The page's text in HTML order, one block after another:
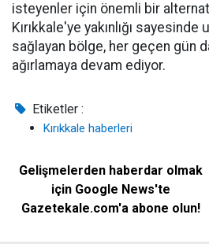
isteyenler için önemli bir
Kırıkkale'ye yakınlığı sayesinde
sağlayan bölge, her geçen gün
ağırlamaya devam ediyor.
Etiketler :
Kırıkkale haberleri
Gelişmelerden haberdar olmak
için Google News'te
Gazetekale.com'a abone olun!